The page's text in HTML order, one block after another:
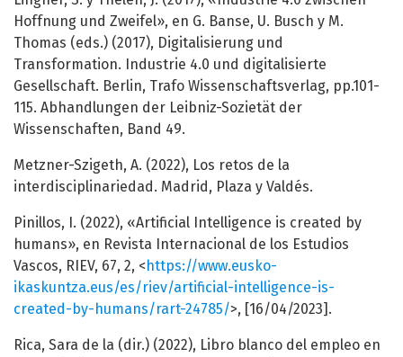
Hoffnung und Zweifel», en G. Banse, U. Busch y M.
Thomas (eds.) (2017), Digitalisierung und
Transformation. Industrie 4.0 und digitalisierte
Gesellschaft. Berlin, Trafo Wissenschaftsverlag, pp.101-
115. Abhandlungen der Leibniz-Sozietät der
Wissenschaften, Band 49.
Metzner-Szigeth, A. (2022), Los retos de la
interdisciplinariedad. Madrid, Plaza y Valdés.
Pinillos, I. (2022), «Artificial Intelligence is created by
humans», en Revista Internacional de los Estudios
Vascos, RIEV, 67, 2, <https://www.eusko-
ikaskuntza.eus/es/riev/artificial-intelligence-is-
created-by-humans/rart-24785/>, [16/04/2023].
Rica, Sara de la (dir.) (2022), Libro blanco del empleo en